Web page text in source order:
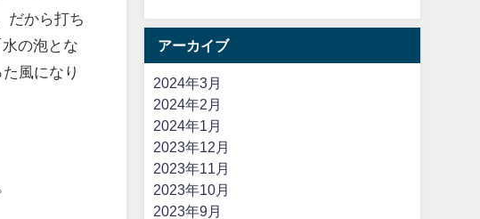
だから打ち
の泡とな
風になり
アーカイブ
2024年3月
2024年2月
2024年1月
2023年12月
2023年11月
2023年10月
2023年9月